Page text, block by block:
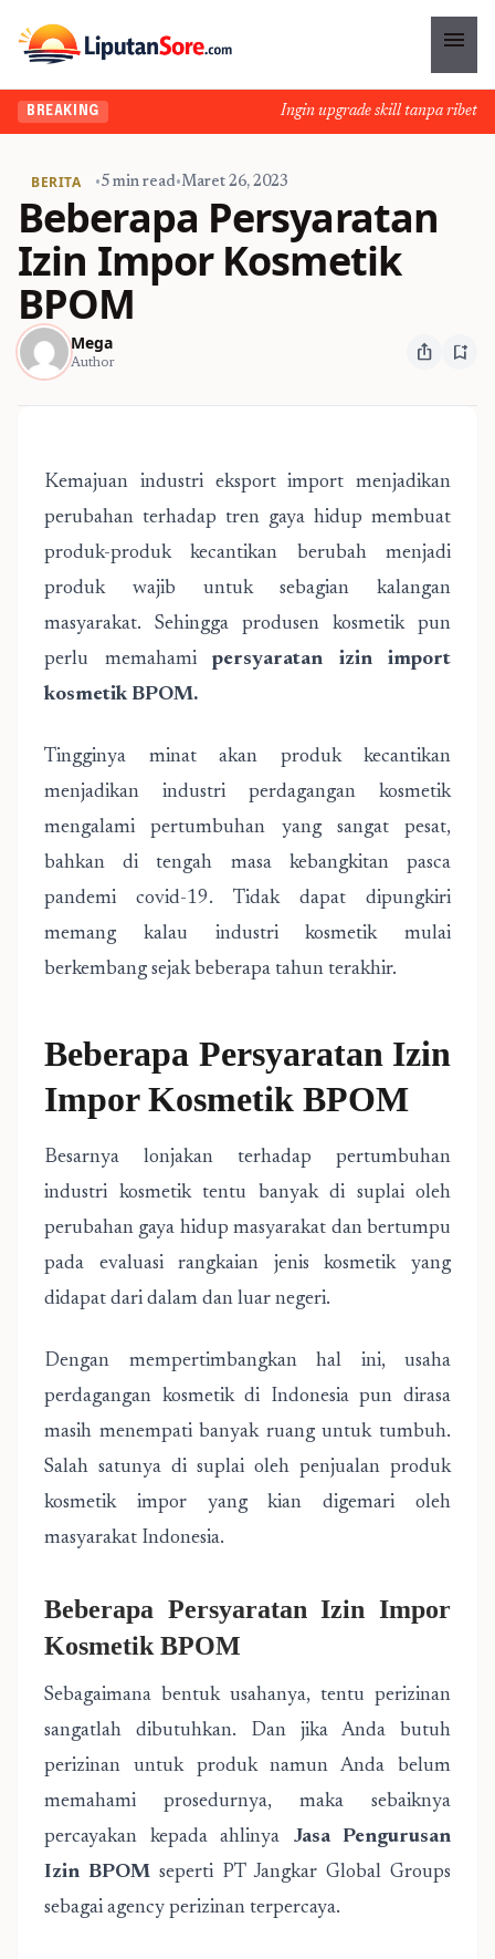
menu
BREAKING Ingin upgrade skill tanpa ribet?
BERITA •5 min read•Maret 26, 2023
Beberapa Persyaratan
Izin Impor Kosmetik
BPOM
Mega
Author ios_share bookmark_add
Kemajuan industri eksport import menjadikan
perubahan terhadap tren gaya hidup membuat
produk-produk kecantikan berubah menjadi
produk wajib untuk sebagian kalangan
masyarakat. Sehingga produsen kosmetik pun
perlu memahami persyaratan izin import
kosmetik BPOM.
Tingginya minat akan produk kecantikan
menjadikan industri perdagangan kosmetik
mengalami pertumbuhan yang sangat pesat,
bahkan di tengah masa kebangkitan pasca
pandemi covid-19. Tidak dapat dipungkiri
memang kalau industri kosmetik mulai
berkembang sejak beberapa tahun terakhir.
Beberapa Persyaratan Izin
Impor Kosmetik BPOM
Besarnya lonjakan terhadap pertumbuhan
industri kosmetik tentu banyak di suplai oleh
perubahan gaya hidup masyarakat dan bertumpu
pada evaluasi rangkaian jenis kosmetik yang
didapat dari dalam dan luar negeri.
Dengan mempertimbangkan hal ini, usaha
perdagangan kosmetik di Indonesia pun dirasa
masih menempati banyak ruang untuk tumbuh.
Salah satunya di suplai oleh penjualan produk
kosmetik impor yang kian digemari oleh
masyarakat Indonesia.
Beberapa Persyaratan Izin Impor
Kosmetik BPOM
Sebagaimana bentuk usahanya, tentu perizinan
sangatlah dibutuhkan. Dan jika Anda butuh
perizinan untuk produk namun Anda belum
memahami prosedurnya, maka sebaiknya
percayakan kepada ahlinya Jasa Pengurusan
Izin BPOM seperti PT Jangkar Global Groups
sebagai agency perizinan terpercaya.